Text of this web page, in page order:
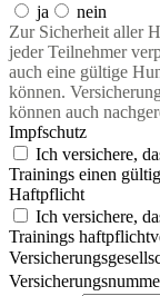
ja
nein
Zur Sicherheit aller
jeder Teilnehmer
auch eine gültige
können.
können auch
Impfschutz
Ich versichere,
Trainings einen
Haftpflicht
Ich versichere,
Trainings